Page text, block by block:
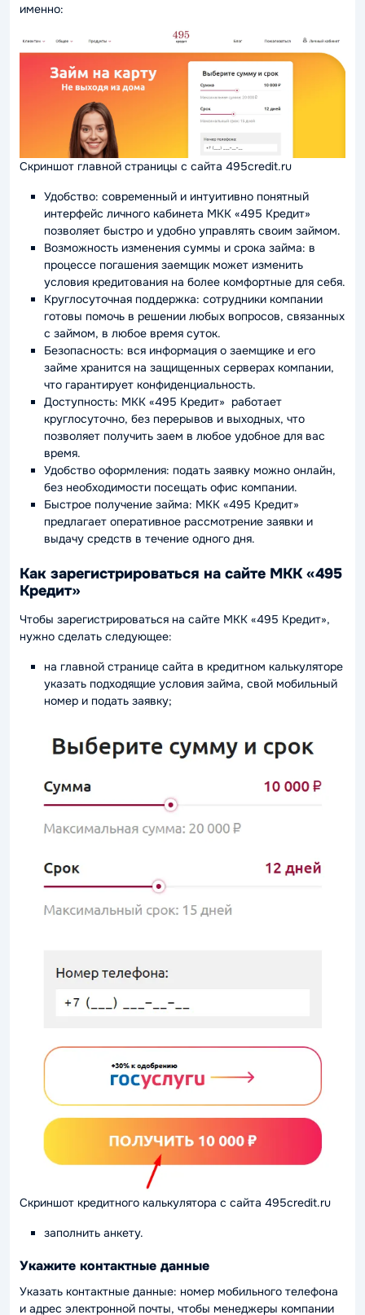
именно:
Скриншот главной страницы с сайта 495credit.ru
Удобство: современный и интуитивно понятный
интерфейс личного кабинета МКК «495 Кредит»
позволяет быстро и удобно управлять своим займом.
Возможность изменения суммы и срока займа: в
процессе погашения заемщик может изменить
условия кредитования на более комфортные для себя.
Круглосуточная поддержка: сотрудники компании
готовы помочь в решении любых вопросов, связанных
с займом, в любое время суток.
Безопасность: вся информация о заемщике и его
займе хранится на защищенных серверах компании,
что гарантирует конфиденциальность.
Доступность: МКК «495 Кредит» работает
круглосуточно, без перерывов и выходных, что
позволяет получить заем в любое удобное для вас
время.
Удобство оформления: подать заявку можно онлайн,
без необходимости посещать офис компании.
Быстрое получение займа: МКК «495 Кредит»
предлагает оперативное рассмотрение заявки и
выдачу средств в течение одного дня.
Как зарегистрироваться на сайте МКК «495
Кредит»
Чтобы зарегистрироваться на сайте МКК «495 Кредит»,
нужно сделать следующее:
на главной странице сайта в кредитном калькуляторе
указать подходящие условия займа, свой мобильный
номер и подать заявку;
Скриншот кредитного калькулятора с сайта 495credit.ru
заполнить анкету.
Укажите контактные данные
Указать контактные данные: номер мобильного телефона
и адрес электронной почты, чтобы менеджеры компании